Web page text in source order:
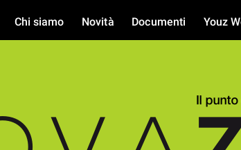
Chi siamo Novità Documenti Youz